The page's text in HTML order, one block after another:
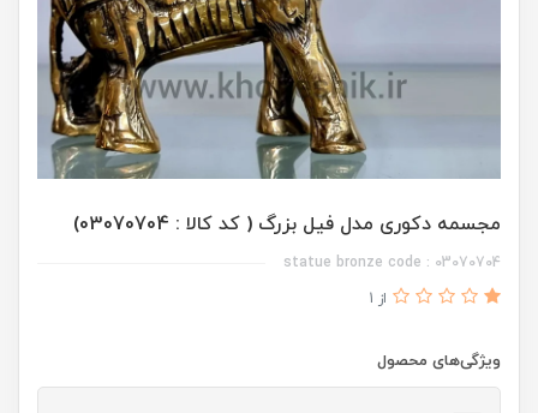
مجسمه دکوری مدل فیل بزرگ ( کد کالا : 03070704)
statue bronze code : 03070704
از 1
ویژگی‌های محصول